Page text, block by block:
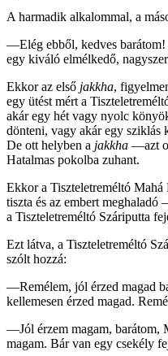
A harmadik alkalommal, a
—Elég ebből, kedves barátom!
egy kiváló elmélkedő,
Ekkor az első jakkha,
egy ütést mért a
akár egy hét vagy nyolc
dönteni, vagy akár egy sziklás
De ott helyben a jakkha —azt
Hatalmas pokolba zuhant.
Ekkor a Tiszteletreméltó
tiszta és az embert meghaladó
a Tiszteletreméltó Száriputta
Ezt látva, a Tiszteletreméltó
szólt hozzá:
—Remélem, jól érzed magad
kellemesen érzed magad.
—Jól érzem magam, barátom,
magam. Bár van egy csekély